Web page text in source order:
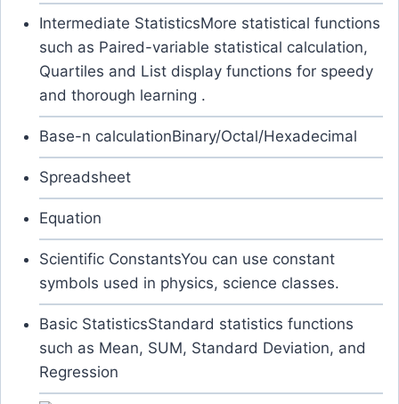
Intermediate StatisticsMore statistical functions
such as Paired-variable statistical calculation,
Quartiles and List display functions for speedy
and thorough learning .
Base-n calculationBinary/Octal/Hexadecimal
Spreadsheet
Equation
Scientific ConstantsYou can use constant
symbols used in physics, science classes.
Basic StatisticsStandard statistics functions
such as Mean, SUM, Standard Deviation, and
Regression